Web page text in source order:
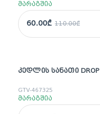
მარაგშია
60.00₾ 110.00₾
ᲙᲔᲓᲚᲘᲡ ᲡᲐᲜᲐᲗᲘ DROP
GTV-467325
მარაგშია